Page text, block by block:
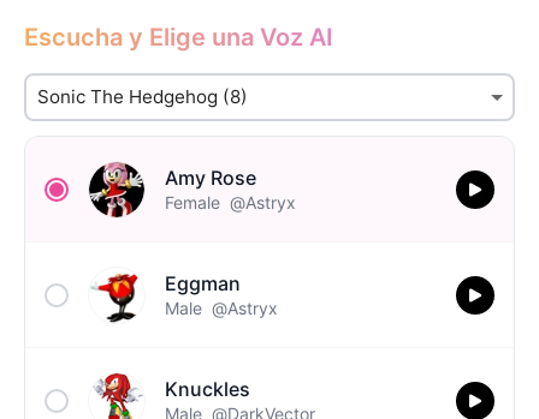
Escucha y Elige una Voz AI
Amy Rose
Female @Astryx
Eggman
Male @Astryx
Knuckles
Male @DarkVector